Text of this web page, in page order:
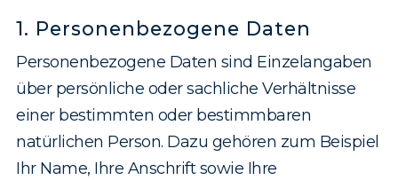
1. Personen­bezoge­ne Daten
Personenbezogene Daten sind Einzelangaben
über persönliche oder sachliche Verhältnisse
einer bestimmten oder bestimmbaren
natürlichen Person. Dazu gehören zum Beispiel
Ihr Name, Ihre Anschrift sowie Ihre